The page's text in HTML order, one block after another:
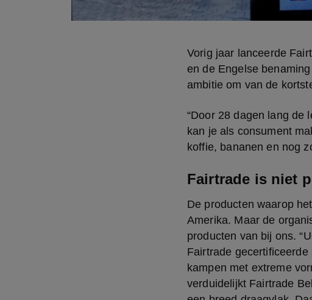
Vorig jaar lanceerde
en de Engelse
ambitie om van de
“Door 28 dagen lang de
kan je als consument
koffie, bananen en nog
Fairtrade is niet
De producten waarop
Amerika. Maar de
producten van bij ons.
Fairtrade
kampen met extreme
verduidelijkt Fairtrade